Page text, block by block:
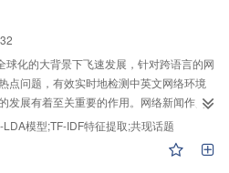
分解后，机组启动过渡过程振动信号
合良好，能够有效提取特征频率，较
更加准确有效，能够更好地揭示水电机组
球化的大背景下飞速发展，针对跨语言的网
点问题，有效实时地检测中英文网络环境
发展有着至关重要的作用。网络新闻作为
互联网的大规模普及而成为人们方便快
选择中文与英文的网络新闻作为数据源进
ICE-LDA模型进行跨英汉语言网络环境下
模型;TF-IDF特征提取;共现话题